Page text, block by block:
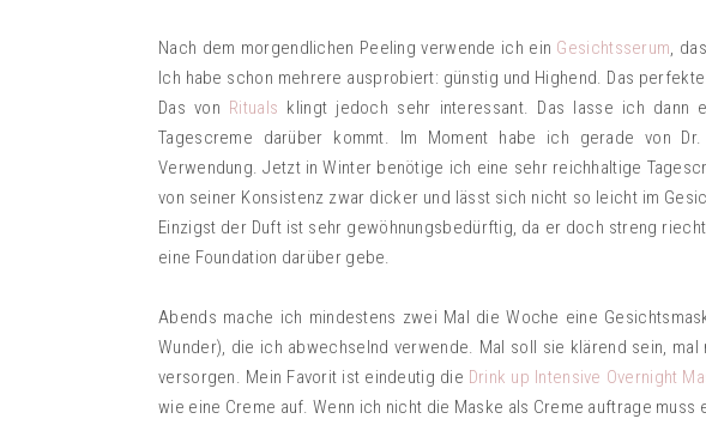
Nach dem morgendlichen Peeling verwende ich ein Gesichtsserum,
Ich habe schon mehrere ausprobiert: günstig und Highend. Das
Das von Rituals klingt jedoch sehr interessant. Das lasse ich dann
Tagescreme darüber kommt. Im Moment habe ich gerade von
Verwendung. Jetzt in Winter benötige ich eine sehr reichhaltige
von seiner Konsistenz zwar dicker und lässt sich nicht so leicht im
Einzigst der Duft ist sehr gewöhnungsbedürftig, da er doch streng
eine Foundation darüber gebe.
Abends mache ich mindestens zwei Mal die Woche eine
Wunder), die ich abwechselnd verwende. Mal soll sie klärend sein,
versorgen. Mein Favorit ist eindeutig die Drink up Intensive Overnight
wie eine Creme auf. Wenn ich nicht die Maske als Creme auftrage muss